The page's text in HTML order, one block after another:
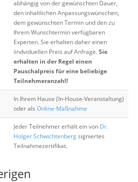
abhängig von der gewünschten Dauer,
den inhaltlichen Anpassungswünschen,
dem gewünschten Termin und den zu
Ihrem Wunschtermin verfügbaren
Experten. Sie erhalten daher einen
iindviduellen Preis auf Anfrage.Sie
erhalten in der Regel einen
Pauschalpreis für eine beliebige
Teilnehmeranzahl!
In Ihrem Hause (In-House-Veranstaltung)
oder als Online-Maßnahme
Jeder Teilnehmer erhält ein von Dr.
Holger Schwichtenbergsigniertes
Teilnahmezertifikat.